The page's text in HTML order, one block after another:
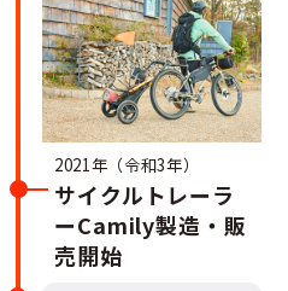
2021年（令和3年）
サイクルトレーラ
ーCamily製造・販
売開始